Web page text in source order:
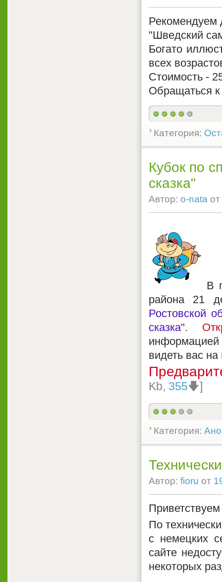
Рекомендуем
"Шведский
Богато
всех
Стоимость -
Обращаться
Категория:
Кубок по
сказка"
Автор: o-nata от
В
района 21
Ростовской
сказка".
информацией
видеть вас
Kb, 355🡇]
Категория:
Автор: fioru от
По
с немецких
сайте
некоторых